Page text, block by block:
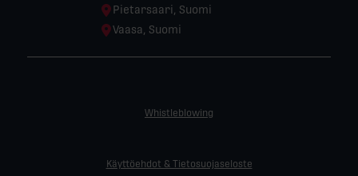
Location:
Pietarsaari, Suomi
Location:
Vaasa, Suomi
Whistleblowing
Käyttöehdot & Tietosuojaseloste